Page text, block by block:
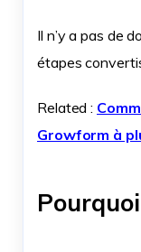
Il n’y a pas de
étapes
Related :
Growform à